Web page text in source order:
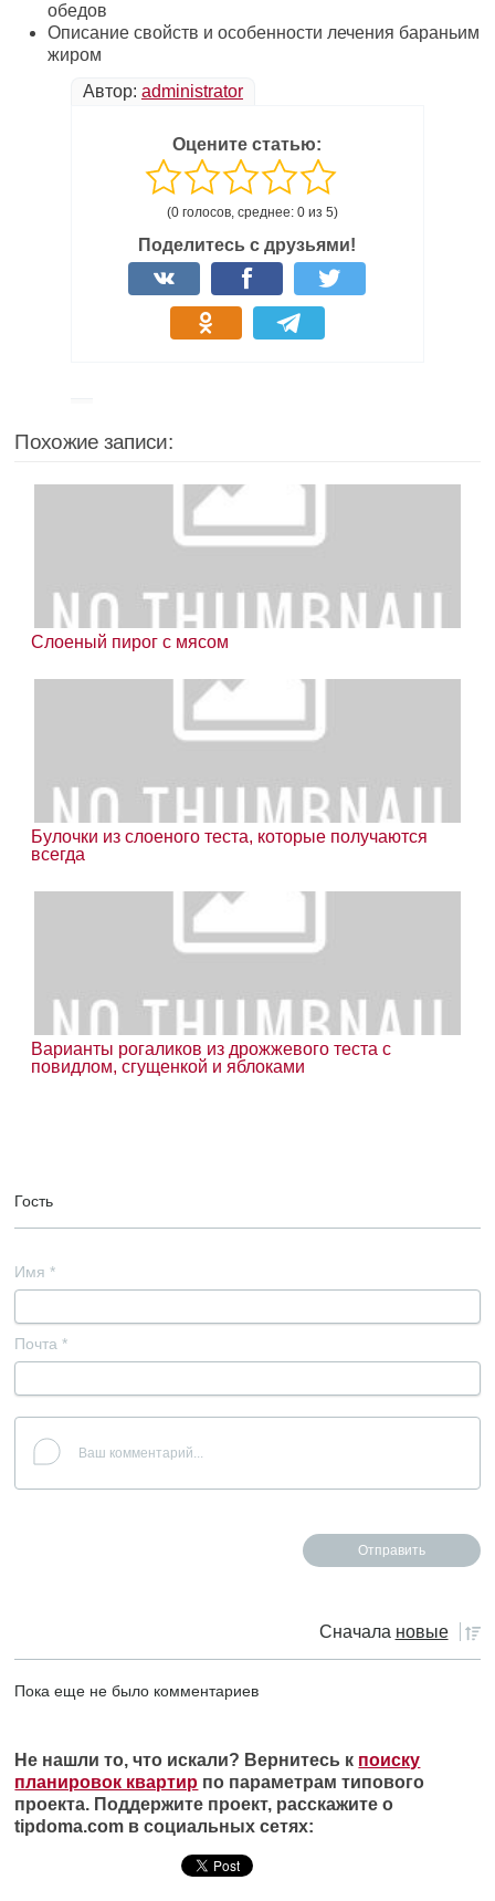
обедов
Описание свойств и особенности лечения бараньим
жиром
Автор: administrator
Оцените статью:
(0 голосов, среднее: 0 из 5)
Поделитесь с друзьями!
Похожие записи:
Слоеный пирог с мясом
Булочки из слоеного теста, которые получаются
всегда
Варианты рогаликов из дрожжевого теста с
повидлом, сгущенкой и яблоками
Гость
Имя *
Почта *
Сначала новые
Пока еще не было комментариев
Не нашли то, что искали? Вернитесь к поиску
планировок квартир по параметрам типового
проекта. Поддержите проект, расскажите о
tipdoma.com в социальных сетях: